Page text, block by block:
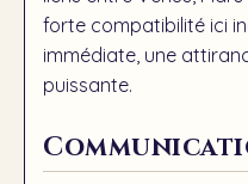
forte compatibilité ici
immédiate, une
puissante.